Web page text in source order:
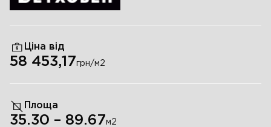
Ціна від
58 453,17грн/м2
Площа
35.30 – 89.67м2